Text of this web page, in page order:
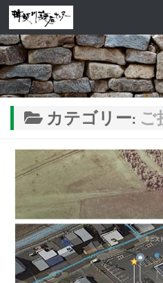
コンテンツへスキップ
カテゴリー: ご